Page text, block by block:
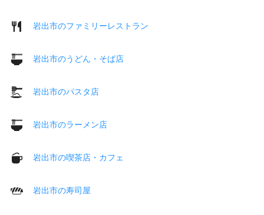
岩出市のファミリーレストラン
岩出市のうどん・そば店
岩出市のパスタ店
岩出市のラーメン店
岩出市の喫茶店・カフェ
岩出市の寿司屋